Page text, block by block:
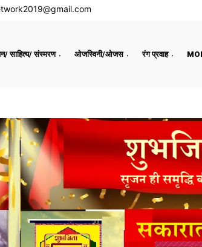
साहित्य/ संस्मरण ओजस्विनी/ओजस रंग प्रवाह